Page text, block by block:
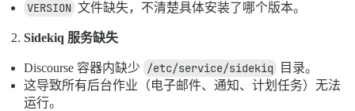
VERSION 文件缺失，不清楚具体安装了哪个版本。
Sidekiq 服务缺失
Discourse 容器内缺少 /etc/service/sidekiq
目录。
这导致所有后台作业（电子邮件、通知、计划任务）无法
运行。